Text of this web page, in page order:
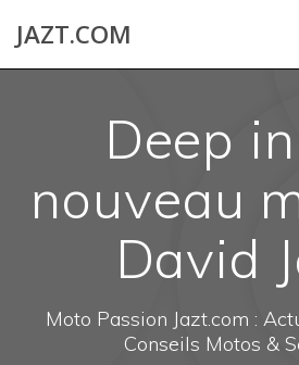
JAZT.COM
Deep in
nouveau
David
Moto Passion Jazt.com :
Conseils Motos &